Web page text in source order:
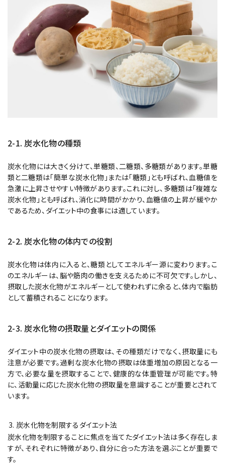
2-1. 炭水化物の種類
炭水化物には大きく分けて、単糖類、二糖類、多糖類があります。単糖
類と二糖類は「簡単な炭水化物」または「糖類」とも呼ばれ、血糖値を
急激に上昇させやすい特徴があります。これに対し、多糖類は「複雑な
炭水化物」とも呼ばれ、消化に時間がかかり、血糖値の上昇が緩やか
であるため、ダイエット中の食事には適しています。
2-2. 炭水化物の体内での役割
炭水化物は体内に入ると、糖類としてエネルギー源に変わります。こ
のエネルギーは、脳や筋肉の働きを支えるために不可欠です。しかし、
摂取した炭水化物がエネルギーとして使われずに余ると、体内で脂肪
として蓄積されることになります。
2-3. 炭水化物の摂取量とダイエットの関係
ダイエット中の炭水化物の摂取は、その種類だけでなく、摂取量にも
注意が必要です。過剰な炭水化物の摂取は体重増加の原因となる一
方で、必要な量を摂取することで、健康的な体重管理が可能です。特
に、活動量に応じた炭水化物の摂取量を意識することが重要とされて
います。
炭水化物を制限するダイエット法
炭水化物を制限することに焦点を当てたダイエット法は多く存在しま
すが、それぞれに特徴があり、自分に合った方法を選ぶことが重要で
す。